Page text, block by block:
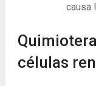
causa
células